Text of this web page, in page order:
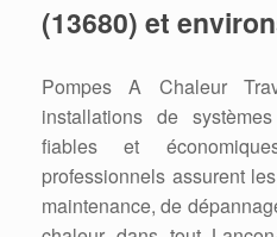
(13680) et
Pompes A Chaleur
installations de
fiables et
professionnels assurent
maintenance, de